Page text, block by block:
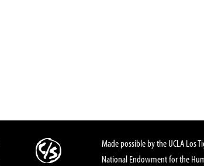
Made possible by the UCLA Los
National Endowment for the